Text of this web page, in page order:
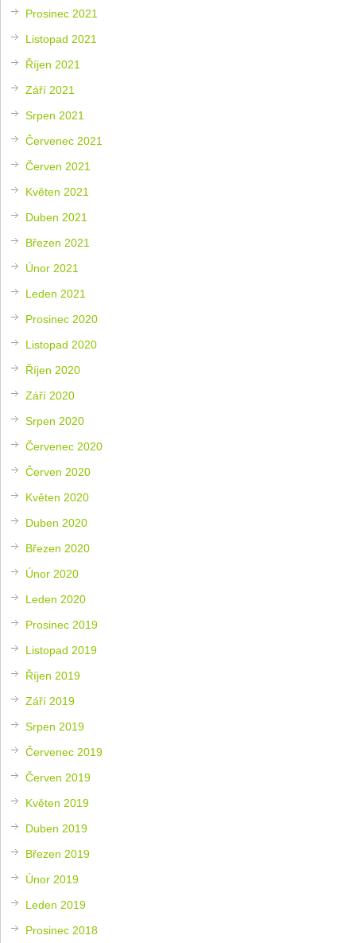
Prosinec 2021
Listopad 2021
Říjen 2021
Září 2021
Srpen 2021
Červenec 2021
Červen 2021
Květen 2021
Duben 2021
Březen 2021
Únor 2021
Leden 2021
Prosinec 2020
Listopad 2020
Říjen 2020
Září 2020
Srpen 2020
Červenec 2020
Červen 2020
Květen 2020
Duben 2020
Březen 2020
Únor 2020
Leden 2020
Prosinec 2019
Listopad 2019
Říjen 2019
Září 2019
Srpen 2019
Červenec 2019
Červen 2019
Květen 2019
Duben 2019
Březen 2019
Únor 2019
Leden 2019
Prosinec 2018